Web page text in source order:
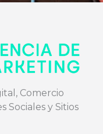
Comercio
Sociales y Sitios